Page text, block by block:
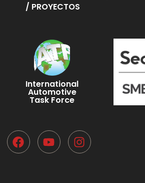
/ PROYECTOS
International
Automotive
Task Force